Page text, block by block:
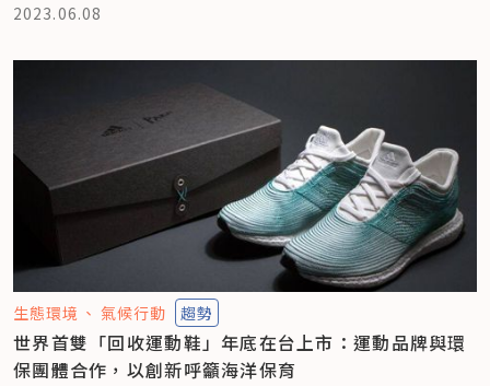
2023.06.08
生態環境 氣候行動 趨勢
世界首雙「回收運動鞋」年底在台上市：運動品牌與環
保團體合作，以創新呼籲海洋保育